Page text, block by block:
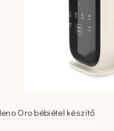
Oro bébiétel készítő